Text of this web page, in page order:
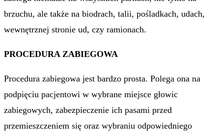
brzuchu, ale także na biodrach, talii, pośladkach, udach,
wewnętrznej stronie ud, czy ramionach.
PROCEDURA ZABIEGOWA
Procedura zabiegowa jest bardzo prosta. Polega ona na
podpięciu pacjentowi w wybrane miejsce głowic
zabiegowych, zabezpieczenie ich pasami przed
przemieszczeniem się oraz wybraniu odpowiedniego